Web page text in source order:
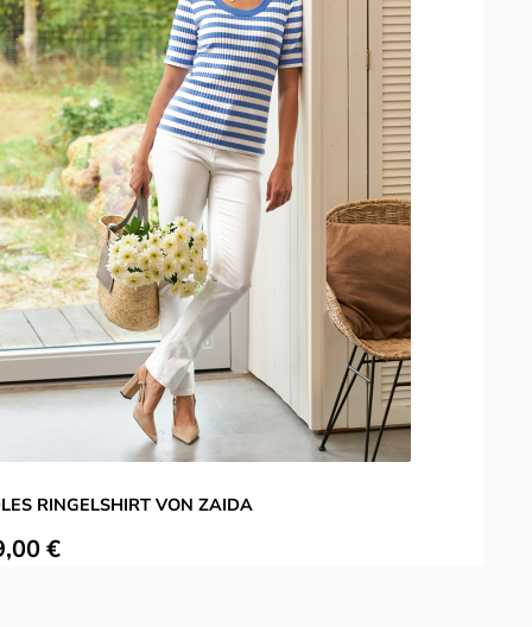
RINGELSHIRT VON ZAIDA
Preis:
€